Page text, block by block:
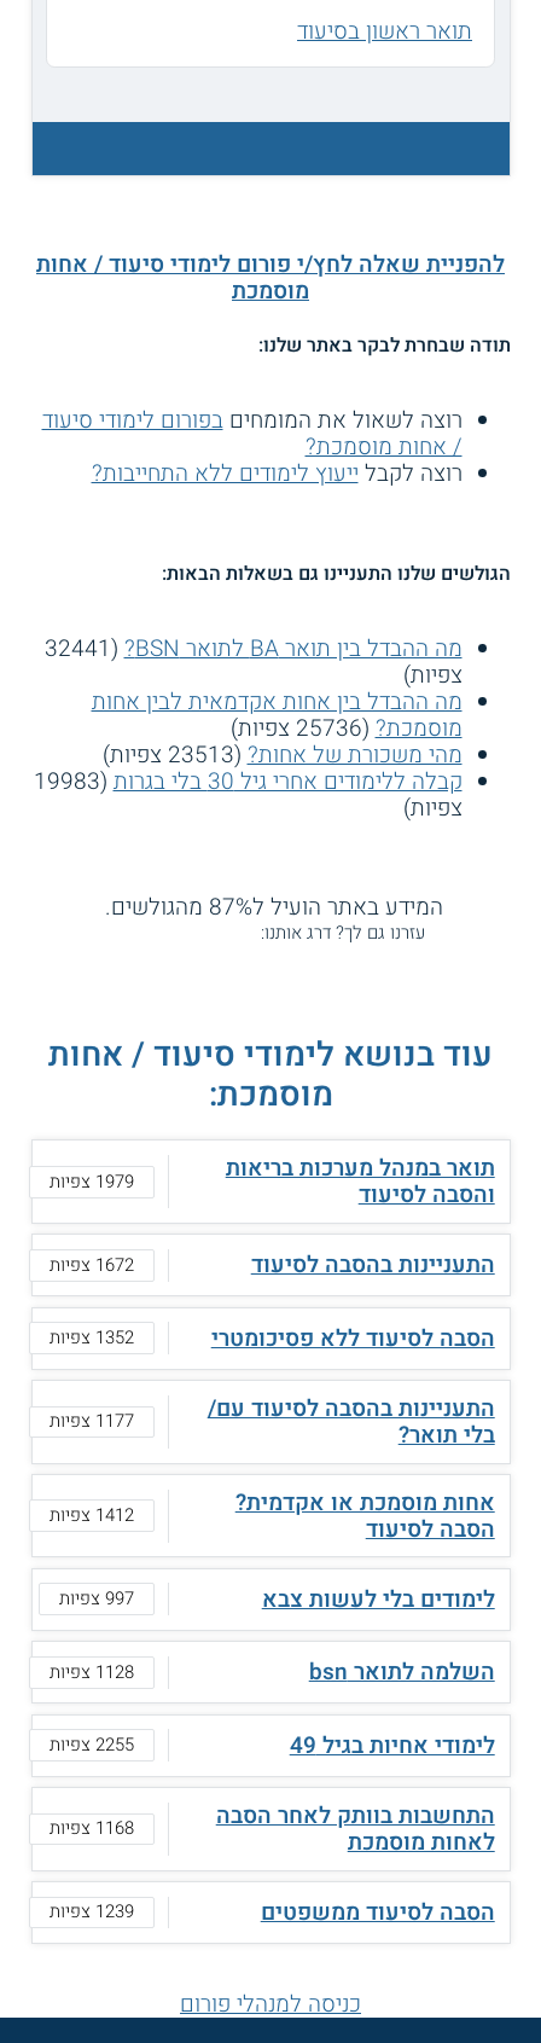
תואר ראשון בסיעוד
להפניית שאלה לחץ/י פורום לימודי סיעוד / אחות
מוסמכת
תודה שבחרת לבקר באתר שלנו:
רוצה לשאול את המומחיםבפורום לימודי סיעוד
/ אחות מוסמכת?
רוצה לקבלייעוץ לימודים ללא התחייבות?
הגולשים שלנו התעניינו גם בשאלות הבאות:
מה ההבדל בין תואר BA לתואר BSN? (32441
צפיות)
מה ההבדל בין אחות אקדמאית לבין אחות
מוסמכת?(25736 צפיות)
מהי משכורת של אחות?(23513 צפיות)
קבלה ללימודים אחרי גיל 30 בלי בגרות (19983
צפיות)
המידע באתר הועיל ל87% מהגולשים.
עזרנו גם לך? דרג אותנו:
עוד בנושא לימודי סיעוד / אחות
מוסמכת:
תואר במנהל מערכות בריאות
והסבה לסיעוד 1979 צפיות
התעניינות בהסבה לסיעוד 1672 צפיות
הסבה לסיעוד ללא פסיכומטרי 1352 צפיות
התעניינות בהסבה לסיעוד עם/
בלי תואר? 1177 צפיות
אחות מוסמכת או אקדמית?
הסבה לסיעוד 1412 צפיות
לימודים בלי לעשות צבא 997 צפיות
השלמה לתואר bsn 1128 צפיות
לימודי אחיות בגיל 49 2255 צפיות
התחשבות בוותק לאחר הסבה
לאחות מוסמכת 1168 צפיות
הסבה לסיעוד ממשפטים 1239 צפיות
כניסה למנהלי פורום